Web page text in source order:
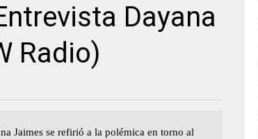
Dayana
Radio)
Jaimes se refirió a la polémica en torno al